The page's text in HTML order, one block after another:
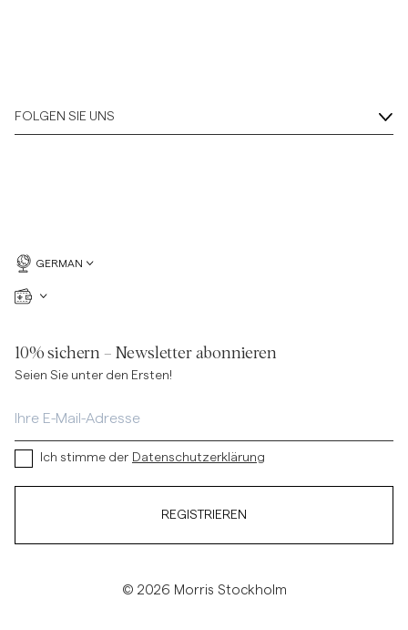
FOLGEN SIE UNS
GERMAN
10% sichern – Newsletter abonnieren
Seien Sie unter den Ersten!
Ich stimme der Datenschutzerklärung
REGISTRIEREN
© 2026 Morris Stockholm